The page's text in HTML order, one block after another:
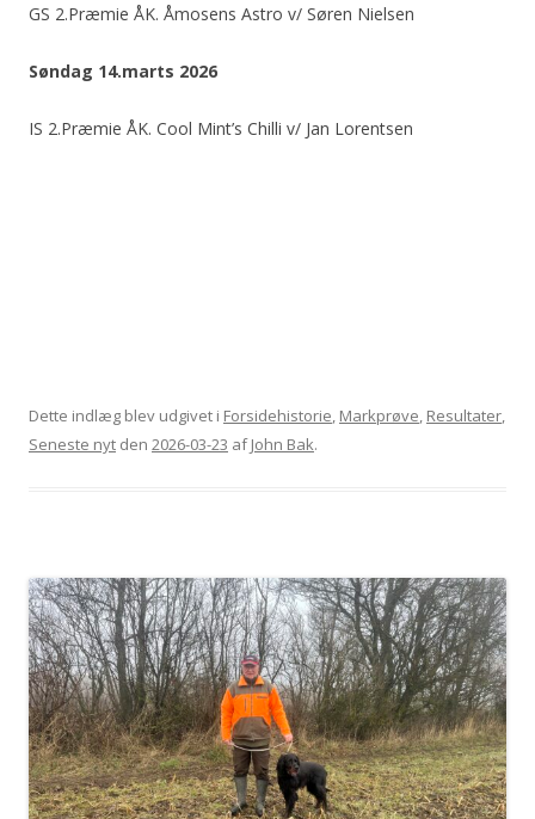
GS 2.Præmie ÅK. Åmosens Astro v/ Søren Nielsen
Søndag 14.marts 2026
IS 2.Præmie ÅK. Cool Mint’s Chilli v/ Jan Lorentsen
Dette indlæg blev udgivet i Forsidehistorie Markprøve Resultater
Seneste nyt den 2026-03-23 afJohn Bak.